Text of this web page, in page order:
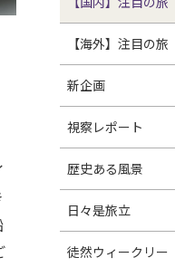
【海外】注目の旅
新企画
視察レポート
歴史ある風景
日々是旅立
徒然ウィークリー